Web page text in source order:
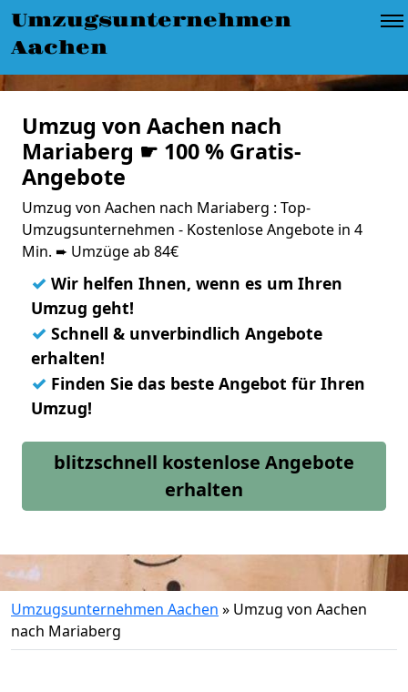
Umzugsunternehmen
Aachen
Umzug von Aachen nach
Mariaberg ☛ 100 % Gratis-
Angebote
Umzug von Aachen nach Mariaberg : Top-
Umzugsunternehmen - Kostenlose Angebote in 4
Min. ➨ Umzüge ab 84€
✓ Wir helfen Ihnen, wenn es um Ihren
Umzug geht!
✓ Schnell & unverbindlich Angebote
erhalten!
✓ Finden Sie das beste Angebot für Ihren
Umzug!
blitzschnell kostenlose Angebote
erhalten
Umzugsunternehmen Aachen » Umzug von Aachen
nach Mariaberg